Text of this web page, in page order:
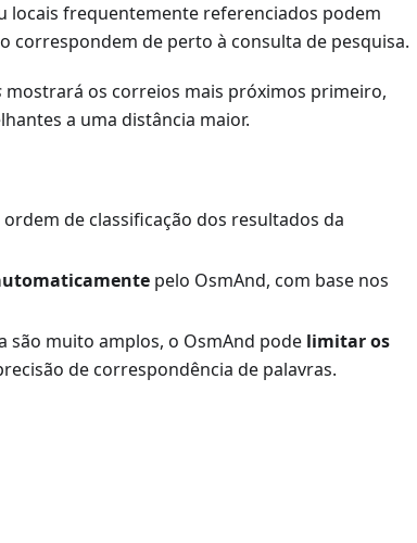
locais frequentemente referenciados podem
correspondem de perto à consulta de pesquisa.
mostrará os correios mais próximos primeiro,
a uma distância maior.
de classificação dos resultados da
pelo OsmAnd, com base nos
são muito amplos, o OsmAnd pode limitar os
de correspondência de palavras.